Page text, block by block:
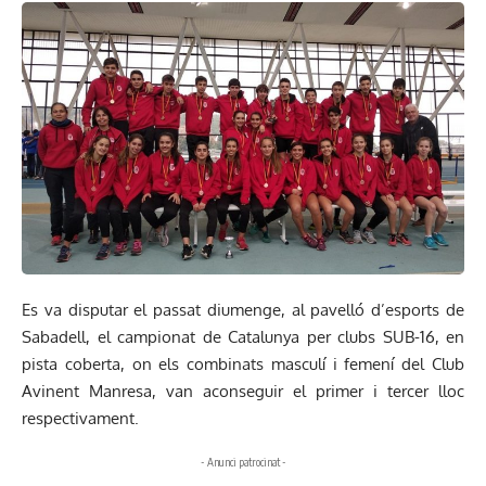
Es va disputar el passat diumenge, al pavelló d’esports de
Sabadell, el campionat de Catalunya per clubs SUB-16, en
pista coberta, on els combinats masculí i femení del Club
Avinent Manresa, van aconseguir el primer i tercer lloc
respectivament.
- Anunci patrocinat -